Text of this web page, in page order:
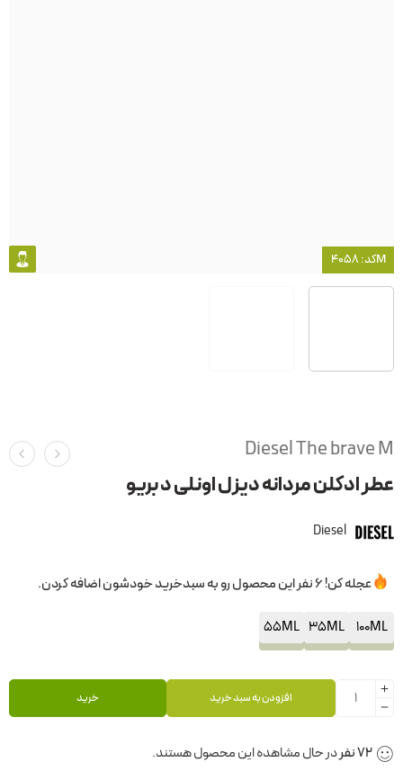
کد: 4058M
Diesel The brave M
عطر ادکلن مردانه دیزل اونلی د بریو
Diesel
عجله کن! 6 نفر این محصول رو به سبدخرید خودشون اضافه کردن.
100ML
35ML
55ML
افزودن به سبد خرید خرید
72نفردر حال مشاهده این محصول هستند.